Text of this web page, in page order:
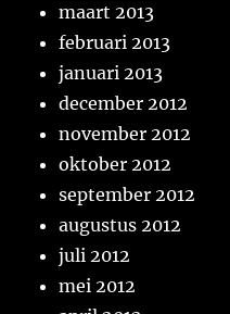
maart 2013
februari 2013
januari 2013
december 2012
november 2012
oktober 2012
september 2012
augustus 2012
juli 2012
mei 2012